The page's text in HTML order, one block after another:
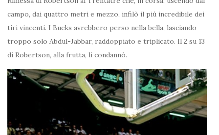
campo, dai quattro metri e mezzo, infilò il più incredibile dei
tiri vincenti. I Bucks avrebbero perso nella bella, lasciando
troppo solo Abdul-Jabbar, raddoppiato e triplicato. Il 2 su 13
di Robertson, alla frutta, li condannò.